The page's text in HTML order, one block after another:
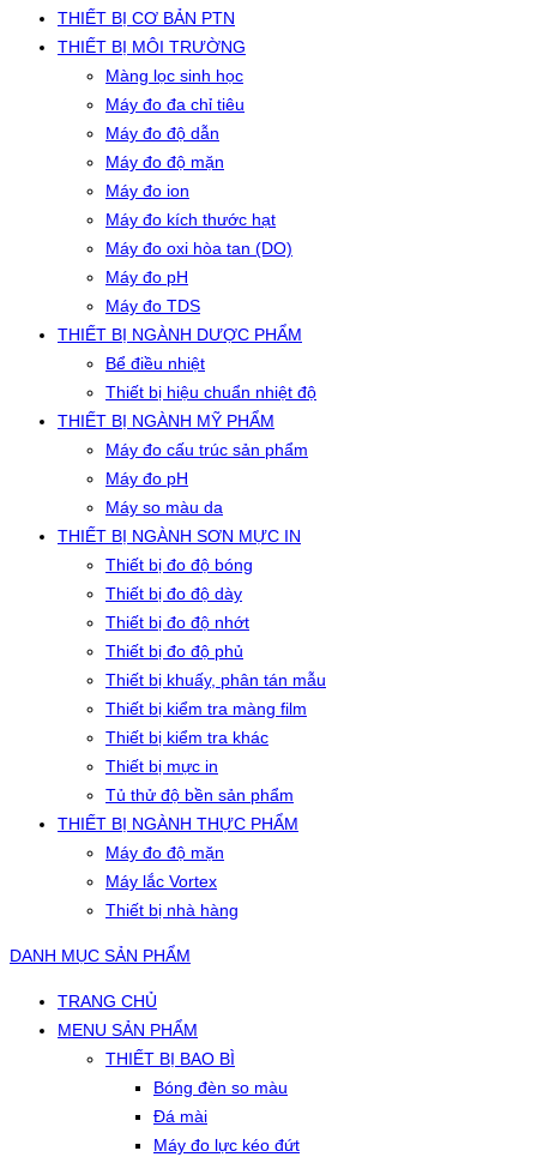
THIẾT BỊ CƠ BẢN PTN
THIẾT BỊ MÔI TRƯỜNG
Màng lọc sinh học
Máy đo đa chỉ tiêu
Máy đo độ dẫn
Máy đo độ mặn
Máy đo ion
Máy đo kích thước hạt
Máy đo oxi hòa tan (DO)
Máy đo pH
Máy đo TDS
THIẾT BỊ NGÀNH DƯỢC PHẨM
Bể điều nhiệt
Thiết bị hiệu chuẩn nhiệt độ
THIẾT BỊ NGÀNH MỸ PHẨM
Máy đo cấu trúc sản phẩm
Máy đo pH
Máy so màu da
THIẾT BỊ NGÀNH SƠN MỰC IN
Thiết bị đo độ bóng
Thiết bị đo độ dày
Thiết bị đo độ nhớt
Thiết bị đo độ phủ
Thiết bị khuấy, phân tán mẫu
Thiết bị kiểm tra màng film
Thiết bị kiểm tra khác
Thiết bị mực in
Tủ thử độ bền sản phẩm
THIẾT BỊ NGÀNH THỰC PHẨM
Máy đo độ mặn
Máy lắc Vortex
Thiết bị nhà hàng
DANH MỤC SẢN PHẨM
TRANG CHỦ
MENU SẢN PHẨM
THIẾT BỊ BAO BÌ
Bóng đèn so màu
Đá mài
Máy đo lực kéo đứt